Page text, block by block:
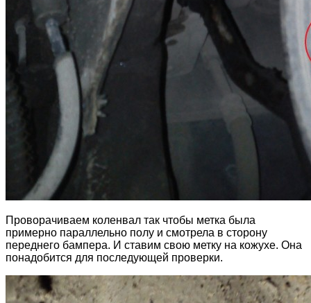
Проворачиваем коленвал так чтобы метка была
примерно параллельно полу и смотрела в сторону
переднего бампера. И ставим свою метку на кожухе. Она
понадобится для последующей проверки.